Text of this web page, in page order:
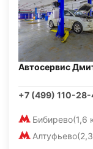
Автосервис
+7 (499) 110-
Бибирево(1,6
Алтуфьево